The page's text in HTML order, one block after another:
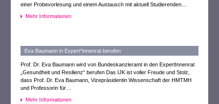
einer Probevorlesung und einem Austausch mit aktuell Studierenden…
Mehr Informationen
Eva Baumann in Expert*innenrat berufen
Prof. Dr. Eva Baumann wird von Bundeskanzleramt in den ExpertInnenrat
„Gesundheit und Resilienz“ berufen Das IJK ist voller Freude und Stolz,
dass Prof. Dr. Eva Baumann, Vizepräsidentin Wissenschaft der HMTMH
und Professorin für…
Mehr Informationen